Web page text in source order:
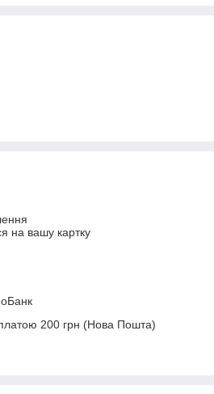
на вашу картку
200 грн (Нова Пошта)